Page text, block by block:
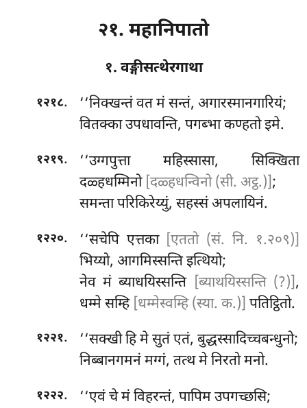
२१. महानिपातो
१. वङ्गीसत्थेरगाथा
१२१८. ‘‘निक्खन्तंवत मं सन्तं, अगारस्मानगारियं;
वितक्का उपधावन्ति, पगब्भा कण्हतो इमे.
१२१९.
‘‘उग्गपुत्ता महिस्सासा, सिक्खिता
दळ्हधम्मिनो [दळ्हधन्विनो (सी. अट्ठ.)];
समन्ता परिकिरेय्युं, सहस्सं अपलायिनं.
१२२०. ‘‘सचेपि एत्तका [एततो (सं. नि. १.२०९)]
भिय्यो, आगमिस्सन्ति इत्थियो;
नेव मं ब्याधयिस्सन्ति
[ब्याथयिस्सन्ति (?)] ,
धम्मे सम्हि [धम्मेस्वम्हि (स्या. क.)] पतिट्ठितो.
१२२१. ‘‘सक्खीहि मे सुतं एतं, बुद्धस्सादिच्चबन्धुनो;
निब्बानगमनं मग्गं, तत्थ मे निरतो मनो.
१२२२.
‘‘एवं चे मं विहरन्तं, पापिम उपगच्छसि;